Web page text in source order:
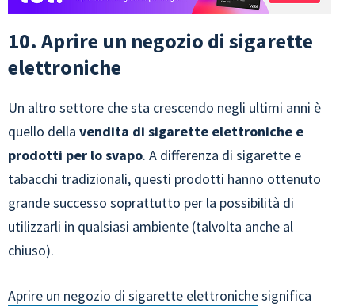
10. Aprire un negozio di sigarette
elettroniche
Un altro settore che sta crescendo negli ultimi anni è
quello della vendita di sigarette elettroniche e
prodotti per lo svapo. A differenza di sigarette e
tabacchi tradizionali, questi prodotti hanno ottenuto
grande successo soprattutto per la possibilità di
utilizzarli in qualsiasi ambiente (talvolta anche al
chiuso).
Aprire un negozio di sigarette elettronichesignifica